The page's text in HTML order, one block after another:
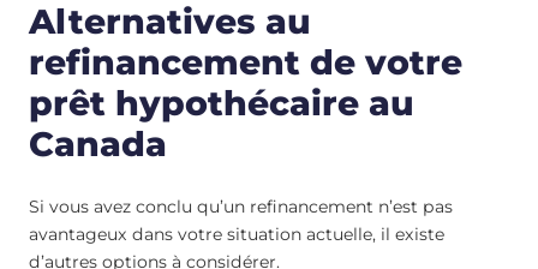
Alternatives au
refinancement de votre
prêt hypothécaire au
Canada
Si vous avez conclu qu’un refinancement n’est pas
avantageux dans votre situation actuelle, il existe
d’autres options à considérer.